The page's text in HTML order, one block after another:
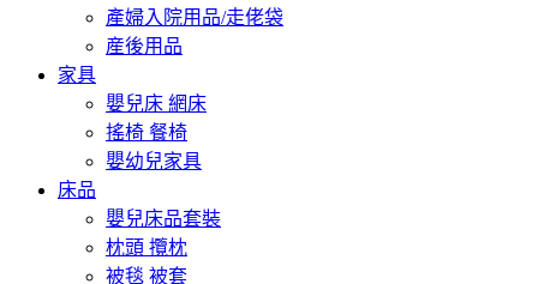
產婦入院用品/走佬袋
産後用品
家具
嬰兒床 網床
搖椅 餐椅
嬰幼兒家具
床品
嬰兒床品套裝
枕頭 攬枕
被毯 被套